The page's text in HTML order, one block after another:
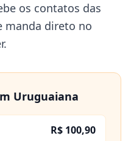
os contatos das
manda direto no
Uruguaiana
R$ 100,90